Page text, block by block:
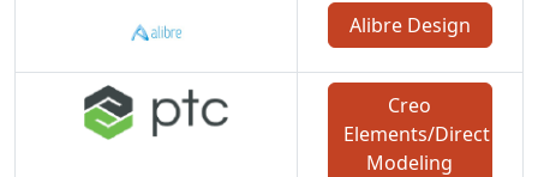
Alibre Design
Creo
Elements/Direct
Modeling